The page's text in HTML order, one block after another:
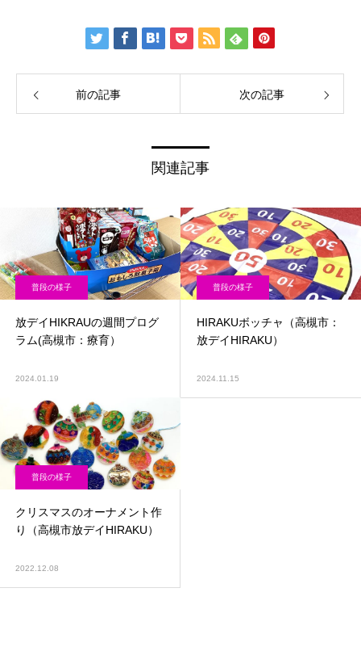
前の記事 次の記事
関連記事
普段の様子
放デイHIKRAUの週間プログ
ラム(高槻市：療育）
2024.01.19
普段の様子
HIRAKUボッチャ（高槻市：
放デイHIRAKU）
2024.11.15
普段の様子
クリスマスのオーナメント作
り（高槻市放デイHIRAKU）
2022.12.08